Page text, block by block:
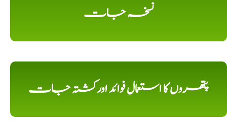
نسخہ جات
پتھروں کا استعمال فوائد اورکشتہ جات